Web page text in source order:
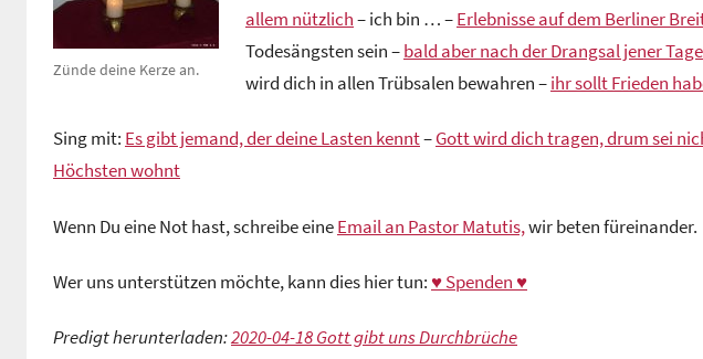
e
n
t
u
Zünde deine Kerze an.
allem nützlich– ich bin … –Erlebnisse auf dem Berliner
Todesängsten sein –bald aber nach der Drangsal jener Tage
wird dich in allen Trübsalen bewahren –ihr sollt Frieden
Sing mit: Es gibt jemand, der deine Lasten kennt–Gott wird dich tragen, drum sei
Höchsten wohnt
Wenn Du eine Not hast, schreibe eineEmail an Pastor Matutis,wir beten füreinander.
Wer uns unterstützen möchte, kann dies hier tun: ♥ Spenden ♥
Predigt herunterladen:2020-04-18 Gott gibt uns Durchbrüche